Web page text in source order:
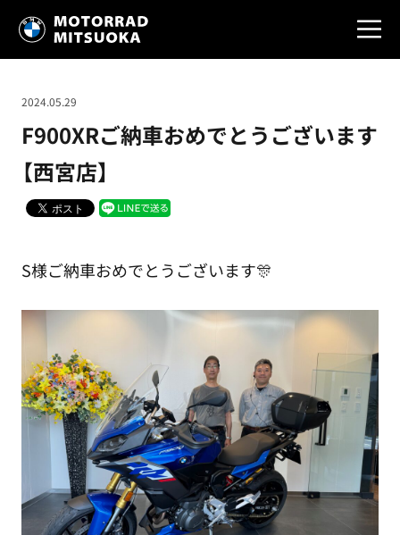
F900XRご納車おめでとうございます
【西宮店】
2024.05.29
S様ご納車おめでとうございます🎊